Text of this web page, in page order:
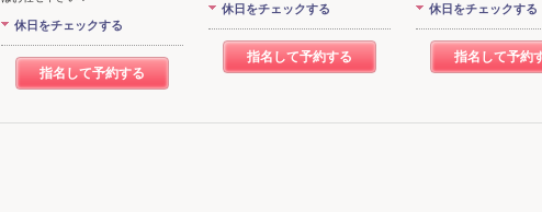
休日をチェックする
指名して予約する
休日をチェックする
指名して予約する
休日をチェックする
指名して予約